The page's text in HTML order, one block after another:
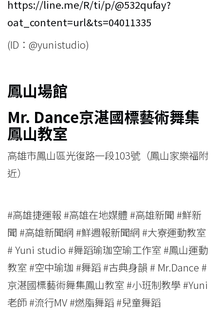
https://line.me/R/ti/p/@532qufay?
oat_content=url&ts=04011335
(ID：@yunistudio)
鳳山場館
Mr. Dance京湛國標藝術舞集
鳳山教室
高雄市鳳山區光復路一段103號（鳳山家樂福附
近）
#高雄捷運報 #高雄在地媒體 #高雄新聞 #鮮新
聞 #高雄新聞網 #鮮週報新聞網 #大寮運動教室
# Yuni studio #舞蹈瑜珈空瑜工作室 #鳳山運動
教室 #空中瑜珈 #舞蹈 #古典身韻 # Mr.Dance #
京湛國標藝術舞集鳳山教室 #小班制教學 #Yuni
老師 #流行MV #燃脂舞蹈 #兒童舞蹈